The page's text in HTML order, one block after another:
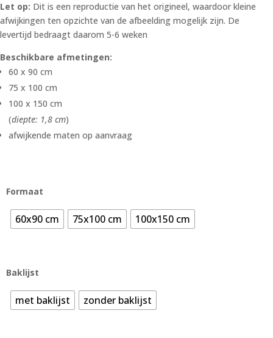
Let op: Dit is een reproductie van het origineel, waardoor kleine
afwijkingen ten opzichte van de afbeelding mogelijk zijn. De
levertijd bedraagt daarom 5-6 weken
Beschikbare afmetingen:
60 x 90 cm
75 x 100 cm
100 x 150 cm
(diepte: 1,8 cm)
afwijkende maten op aanvraag
Formaat
60x90 cm 75x100 cm 100x150 cm
Baklijst
met baklijst zonder baklijst